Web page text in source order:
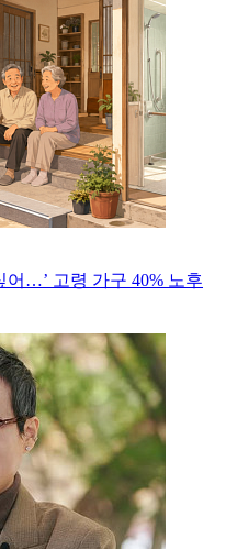
어…’ 고령 가구 40% 노후